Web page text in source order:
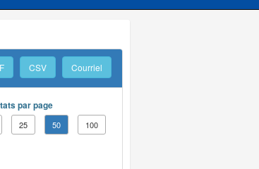
CSV Courriel
par page
25 50 100